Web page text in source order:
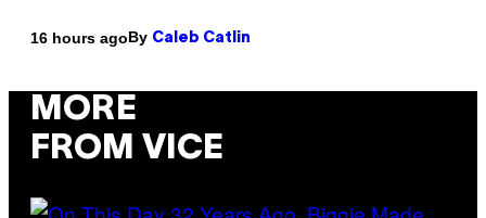
16 hours agoBy Caleb Catlin
MORE
FROM VICE